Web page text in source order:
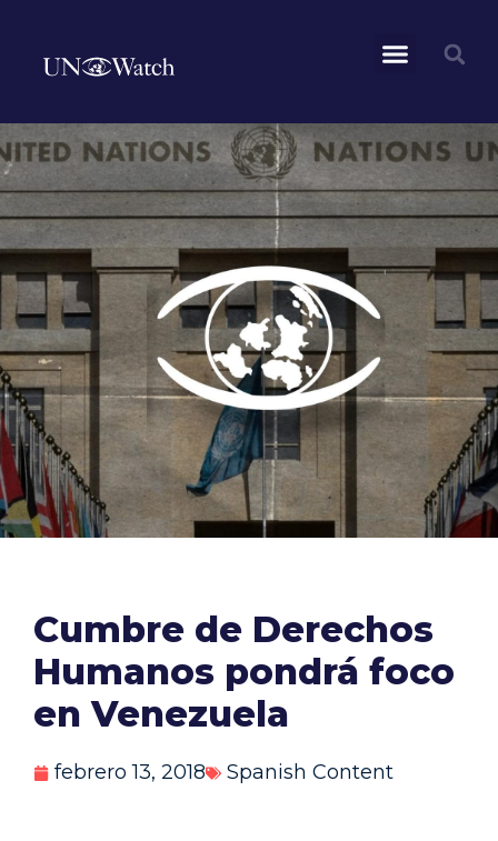
Cumbre de Derechos
Humanos pondrá foco
en Venezuela
febrero 13, 2018 Spanish Content